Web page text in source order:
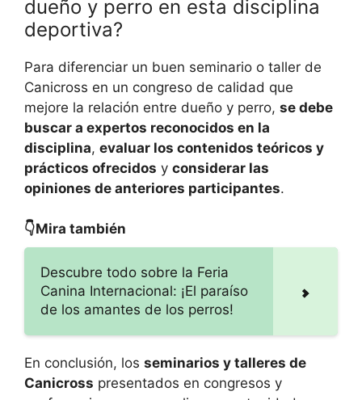
dueño y perro en esta disciplina
deportiva?
Para diferenciar un buen seminario o taller de
Canicross en un congreso de calidad que
mejore la relación entre dueño y perro, se debe
buscar a expertos reconocidos en la
disciplina, evaluar los contenidos teóricos y
prácticos ofrecidos y considerar las
opiniones de anteriores participantes.
👇Mira también
Descubre todo sobre la Feria
Canina Internacional: ¡El paraíso
de los amantes de los perros!
En conclusión, los seminarios y talleres de
Canicross presentados en congresos y